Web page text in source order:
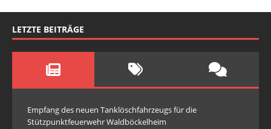
LETZTE BEITRÄGE
Empfang des neuen Tanklöschfahrzeugs für die
Stützpunktfeuerwehr Waldböckelheim